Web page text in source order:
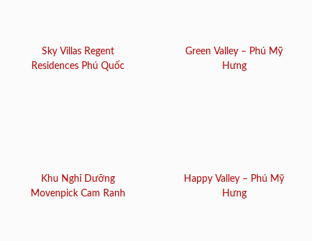
Sky Villas Regent
Residences Phú Quốc
Green Valley – Phú Mỹ
Hưng
Khu Nghỉ Dưỡng
Movenpick Cam Ranh
Happy Valley – Phú Mỹ
Hưng